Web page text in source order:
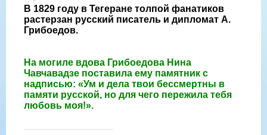
В 1829 году в Тегеране толпой фанатиков
растерзан русский писатель и дипломат А.
Грибоедов.
На могиле вдова Грибоедова Нина
Чавчавадзе поставила ему памятник с
надписью: «Ум и дела твои бессмертны в
памяти русской, но для чего пережила тебя
любовь моя!».